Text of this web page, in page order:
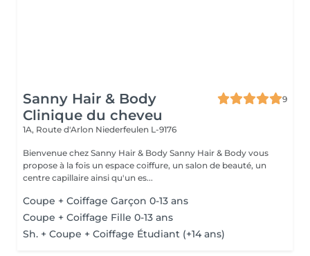
Sanny Hair & Body
Clinique du cheveu
9
1A, Route d'Arlon Niederfeulen L-9176
Bienvenue chez Sanny Hair & Body Sanny Hair & Body vous
propose à la fois un espace coiffure, un salon de beauté, un
centre capillaire ainsi qu'un es...
Coupe + Coiffage Garçon 0-13 ans
Coupe + Coiffage Fille 0-13 ans
Sh. + Coupe + Coiffage Étudiant (+14 ans)